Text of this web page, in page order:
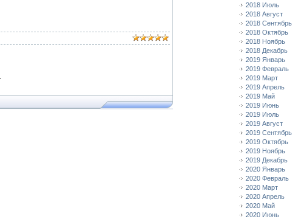
2018 Июль
2018 Август
2018 Сентябрь
2018 Октябрь
2018 Ноябрь
2018 Декабрь
2019 Январь
2019 Февраль
2019 Март
2019 Апрель
2019 Май
2019 Июнь
2019 Июль
2019 Август
2019 Сентябрь
2019 Октябрь
2019 Ноябрь
2019 Декабрь
2020 Январь
2020 Февраль
2020 Март
2020 Апрель
2020 Май
2020 Июнь